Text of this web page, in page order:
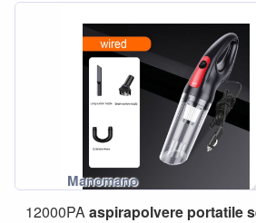
12000PAaspirapolvere portatile